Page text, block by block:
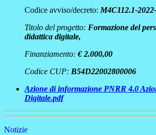
Codice avviso/decreto: M4C112.1-
Titolo del progetto: Formazione del
didattica digitale,
Finanziamento: € 2.000,00
Codice CUP: B54D22002800006
Azione di informazione PNRR 4.0
Digitale.pdf
Notizie